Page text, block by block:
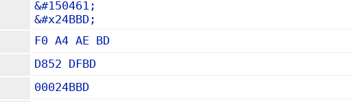
&#150461;
&#x24BBD;
F0 A4 AE BD
D852 DFBD
00024BBD